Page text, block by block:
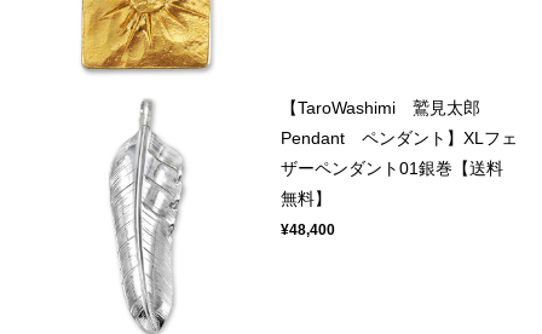
【TaroWashimi 鷲見太郎
Pendant ペンダント】XLフェ
ザーペンダント01銀巻【送料
無料】
¥48,400